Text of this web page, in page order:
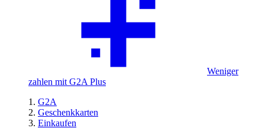
Weniger
zahlen mit G2A Plus
G2A
Geschenkkarten
Einkaufen